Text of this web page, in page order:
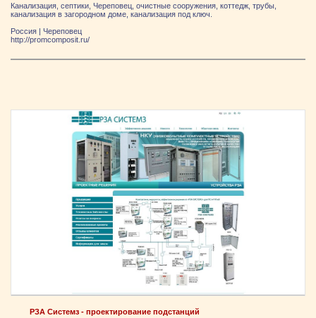
Канализация, септики, Череповец, очистные сооружения, коттедж, трубы,
канализация в загородном доме, канализация под ключ.
Россия | Череповец
http://promcomposit.ru/
РЗА Системз - проектирование подстанций